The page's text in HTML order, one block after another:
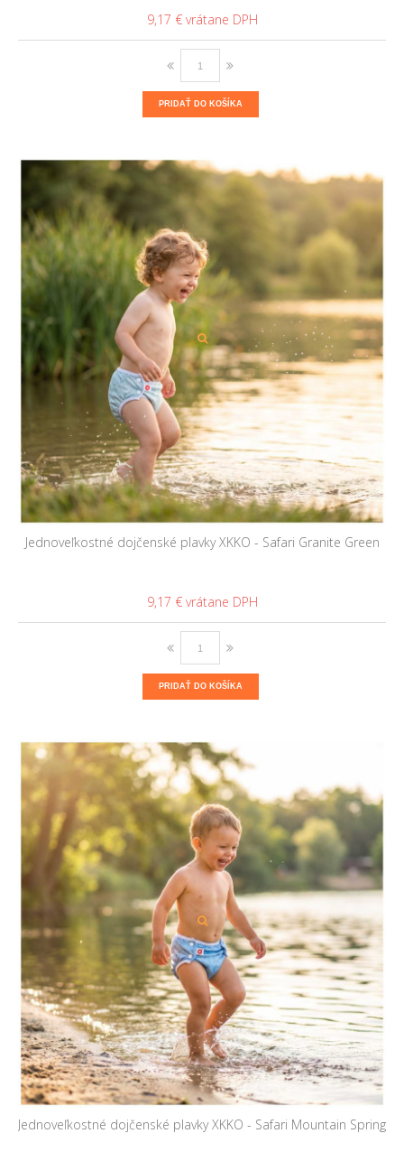
9,17 €
PRIDAŤ DO KOŠÍKA
Jednoveľkostné dojčenské plavky XKKO - Safari Granite Green
9,17 €
PRIDAŤ DO KOŠÍKA
Jednoveľkostné dojčenské plavky XKKO - Safari Mountain Spring